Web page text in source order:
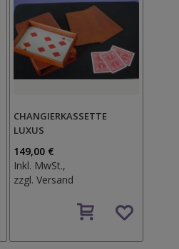
CHANGIERKASSETTE
LUXUS
149,00 €
Inkl. MwSt.,
zzgl.Versand
den